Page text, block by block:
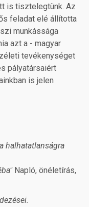
is tisztelegtünk. Az
feladat elé állította
munkássága
azt a - magyar
tevékenységet
pályatársaiért
is jelen
halhatatlanságra
Napló, önéletírás,